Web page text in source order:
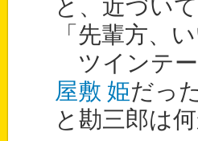
と、近づい
「先輩方、
ツインテー
屋敷 姫だっ
と勘三郎は